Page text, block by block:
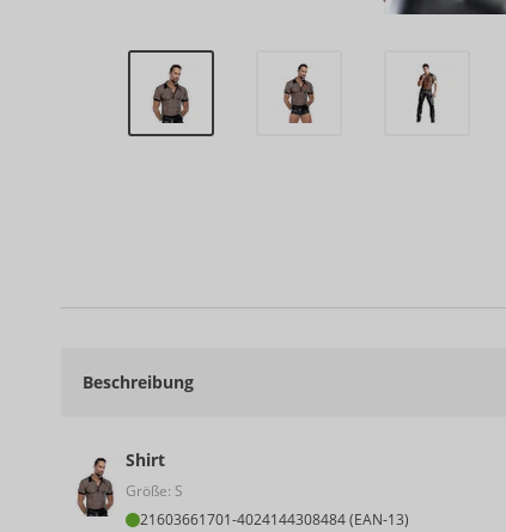
Beschreibung
Shirt
Größe: S
21603661701-4024144308484 (EAN-13)